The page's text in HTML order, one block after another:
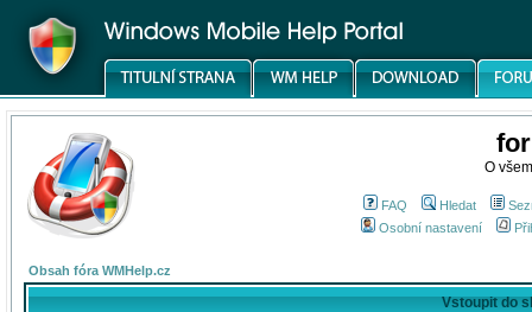
O
FAQ Hledat
Osobní nastavení
Obsah fóra WMHelp.cz
Vstoupit do